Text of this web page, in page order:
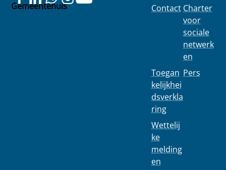
Gemeentehuis
Contact
Toegan
kelijkhei
dsverkla
ring
Wettelij
ke
melding
en
Charter
voor
sociale
netwerk
en
Pers